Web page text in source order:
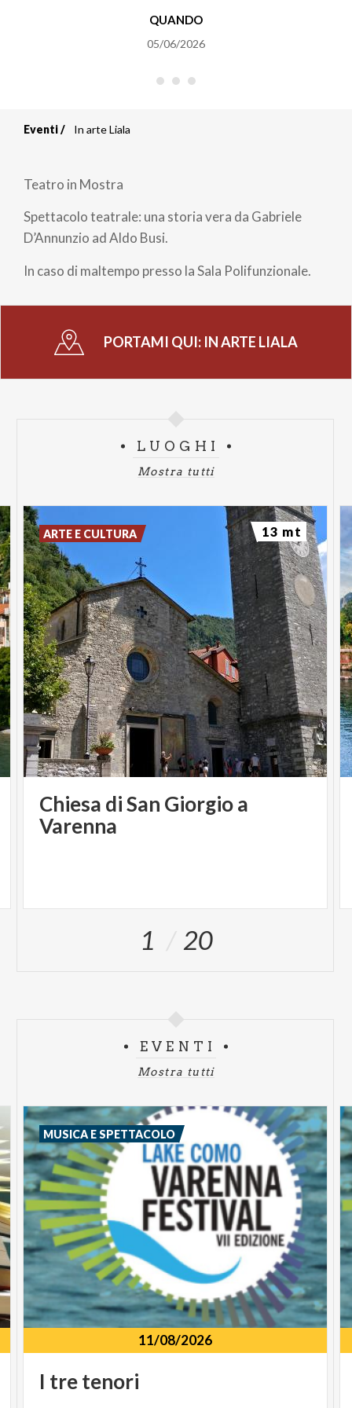
QUANDO
05/06/2026
di
pane
Eventi In arte Liala
Teatro in Mostra
Spettacolo teatrale: una storia vera da Gabriele
D’Annunzio ad Aldo Busi.
In caso di maltempo presso la Sala Polifunzionale.
PORTAMI QUI: IN ARTE LIALA
LUOGHI
Mostra tutti
Chiesa di San Giorgio a
Varenna
ARTE E CULTURA 13 mt
1 20
EVENTI
Mostra tutti
11/08/2026
I tretenori
MUSICA E SPETTACOLO